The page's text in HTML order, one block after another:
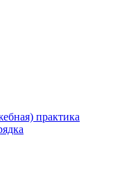
практика